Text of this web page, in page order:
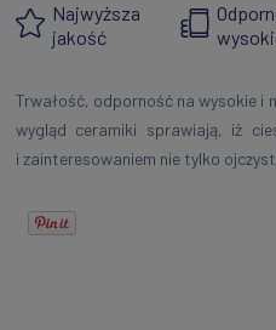
Najwyższa
jakość
Trwałość, odporność na wysokie
wygląd ceramiki sprawiają, iż
i zainteresowaniem nie tylko